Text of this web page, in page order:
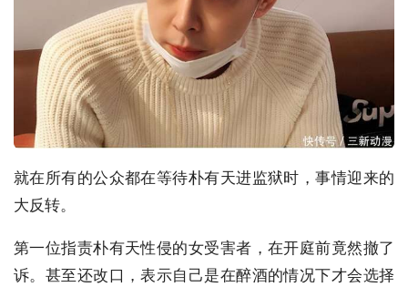
就在所有的公众都在等待朴有天进监狱时，事情迎来的
大反转。
第一位指责朴有天性侵的女受害者，在开庭前竟然撤了
诉。甚至还改口，表示自己是在醉酒的情况下才会选择